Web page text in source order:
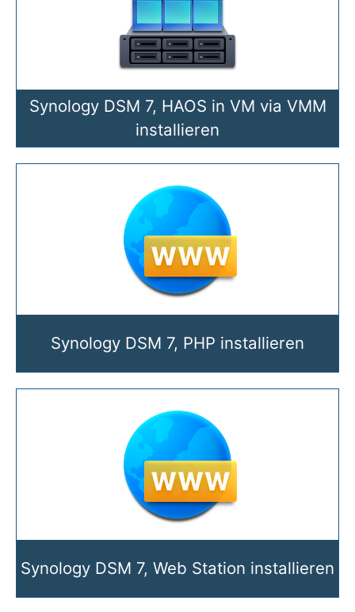
Synology DSM 7, HAOS in VM via VMM
installieren
Synology DSM 7, PHP installieren
Synology DSM 7, Web Station installieren